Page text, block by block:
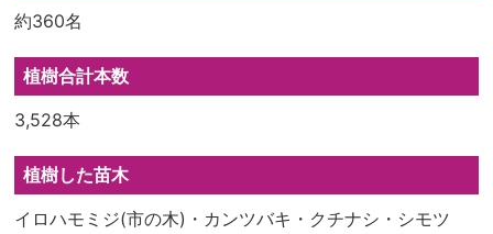
約360名
植樹合計本数
3,528本
植樹した苗木
イロハモミジ(市の木)・カンツバキ・クチナシ・シモツ